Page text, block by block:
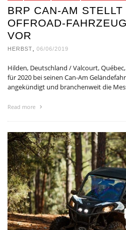
BRP CAN-AM STELLT
OFFROAD-
VOR
HERBST, 06/06/2019
Hilden, Deutschland / Valcourt, Québec,
für 2020 bei seinen Can-Am
angekündigt und branchenweit die
Read more